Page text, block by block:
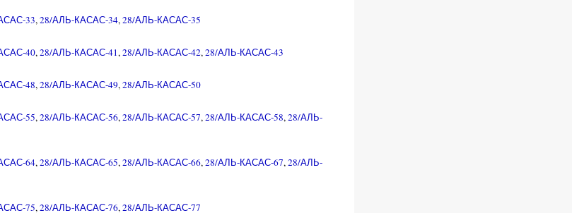
33,28/АЛЬ-КАСАС-34,28/АЛЬ-КАСАС-35
40,28/АЛЬ-КАСАС-41,28/АЛЬ-КАСАС-42,28/АЛЬ-КАСАС-43
48,28/АЛЬ-КАСАС-49,28/АЛЬ-КАСАС-50
55,28/АЛЬ-КАСАС-56,28/АЛЬ-КАСАС-57,28/АЛЬ-КАСАС-58,28/АЛЬ-
64,28/АЛЬ-КАСАС-65,28/АЛЬ-КАСАС-66,28/АЛЬ-КАСАС-67,28/АЛЬ-
75,28/АЛЬ-КАСАС-76,28/АЛЬ-КАСАС-77